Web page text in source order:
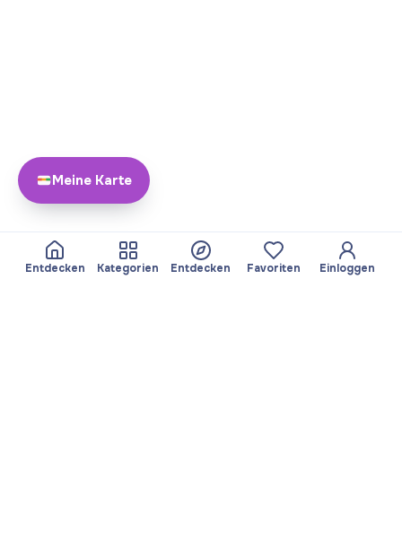
Entdecken Kategorien Entdecken Favoriten Einloggen
Meine Karte